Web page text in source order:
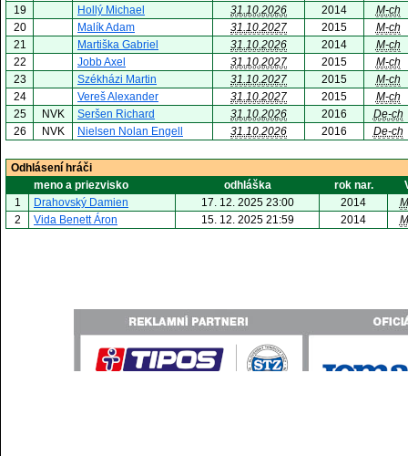
19
Hollý Michael 31.10.2026 2014
M-ch
20
Malík Adam 31.10.2027 2015
M-ch
21
Martiška Gabriel 31.10.2026 2014
M-ch
22
Jobb Axel 31.10.2027 2015
M-ch
23
Székházi Martin 31.10.2027 2015
M-ch
24
Vereš Alexander 31.10.2027 2015
M-ch
25
NVK Seršen Richard 31.10.2026 2016
De-ch
26
NVK Nielsen Nolan Engell 31.10.2026 2016 De-ch
Odhlásení hráči
meno a priezvisko
odhláška rok nar.
1
Drahovský Damien 17. 12. 2025 23:00 2014
2
Vida Benett Áron 15. 12. 2025 21:59 2014